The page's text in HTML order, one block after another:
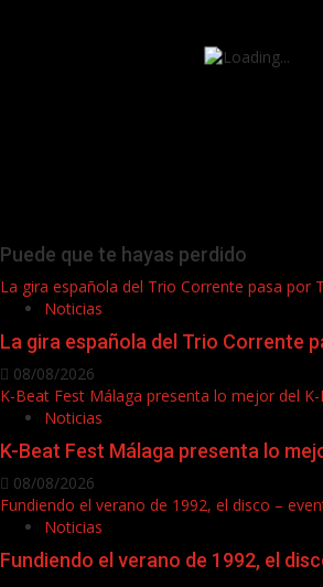
Puede que te hayas perdido
La gira española del Trio Corrente pasa por
Noticias
La gira española del Trio Corrente
08/08/2026
K-Beat Fest Málaga presenta lo mejor del K-
Noticias
K-Beat Fest Málaga presenta lo
08/08/2026
Fundiendo el verano de 1992, el disco –
Noticias
Fundiendo el verano de 1992, el